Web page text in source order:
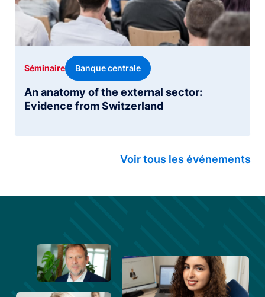
An anatomy of the external sector:
Evidence from Switzerland
Séminaire Banque centrale
Voir tous les événements